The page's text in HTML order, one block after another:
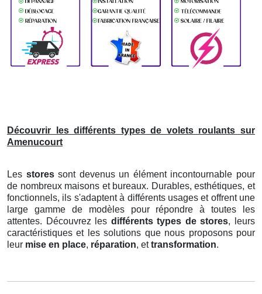
Découvrir les différents types de volets roulants sur
Amenucourt
Les storessont devenus un élément incontournable pour
de nombreux maisons et bureaux. Durables, esthétiques, et
fonctionnels, ils s'adaptent à différents usages et offrent une
large gamme de modèles pour répondre à toutes les
attentes. Découvrez les différents types de stores, leurs
caractéristiques et les solutions que nous proposons pour
leur mise en place, réparation, ettransformation.